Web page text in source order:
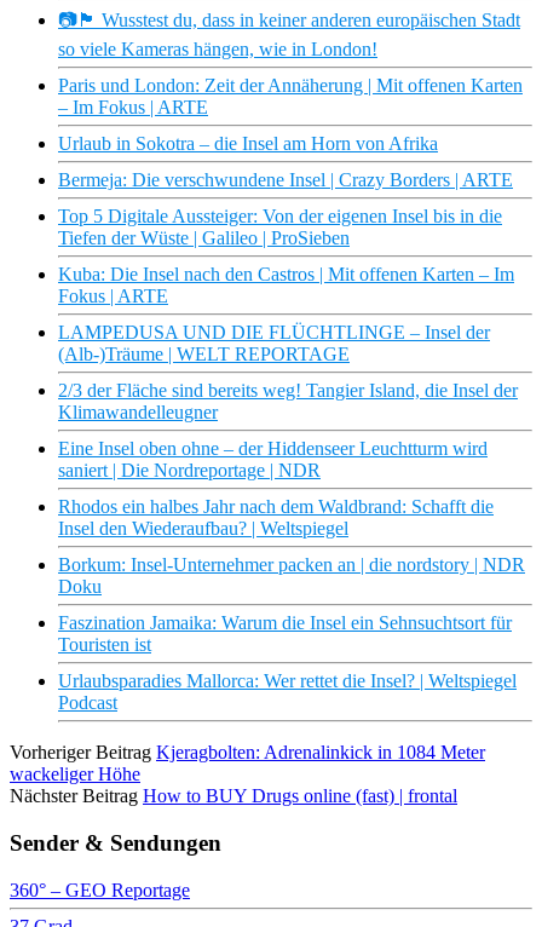
📷🏴 Wusstest du, dass in keiner anderen europäischen Stadt
so viele Kameras hängen, wie in London!
Paris und London: Zeit der Annäherung | Mit offenen Karten
– Im Fokus | ARTE
Urlaub in Sokotra – die Insel am Horn von Afrika
Bermeja: Die verschwundene Insel | Crazy Borders | ARTE
Top 5 Digitale Aussteiger: Von der eigenen Insel bis in die
Tiefen der Wüste | Galileo | ProSieben
Kuba: Die Insel nach den Castros | Mit offenen Karten – Im
Fokus | ARTE
LAMPEDUSA UND DIE FLÜCHTLINGE – Insel der
(Alb-)Träume | WELT REPORTAGE
2/3 der Fläche sind bereits weg! Tangier Island, die Insel der
Klimawandelleugner
Eine Insel oben ohne – der Hiddenseer Leuchtturm wird
saniert | Die Nordreportage | NDR
Rhodos ein halbes Jahr nach dem Waldbrand: Schafft die
Insel den Wiederaufbau? | Weltspiegel
Borkum: Insel-Unternehmer packen an | die nordstory | NDR
Doku
Faszination Jamaika: Warum die Insel ein Sehnsuchtsort für
Touristen ist
Urlaubsparadies Mallorca: Wer rettet die Insel? | Weltspiegel
Podcast
Vorheriger Beitrag Kjeragbolten: Adrenalinkick in 1084 Meter
wackeliger Höhe
Nächster Beitrag How to BUY Drugs online (fast) | frontal
Sender & Sendungen
360° – GEO Reportage